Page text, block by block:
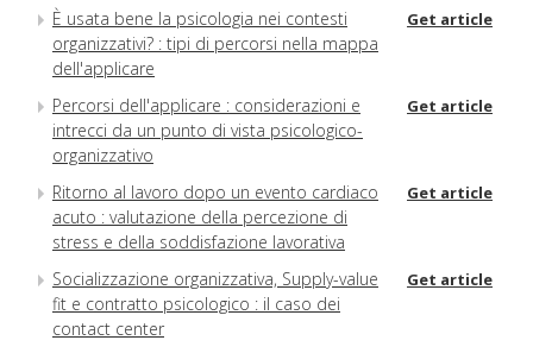
È usata bene la psicologia nei contesti
organizzativi? : tipi di percorsi nella mappa
dell'applicare
Get article
Percorsi dell'applicare : considerazioni e
intrecci da un punto di vista psicologico-
organizzativo
Get article
Ritorno al lavoro dopo un evento cardiaco
acuto : valutazione della percezione di
stress e della soddisfazione lavorativa
Get article
Socializzazione organizzativa, Supply-value
fit e contratto psicologico : il caso dei
contact center
Get article